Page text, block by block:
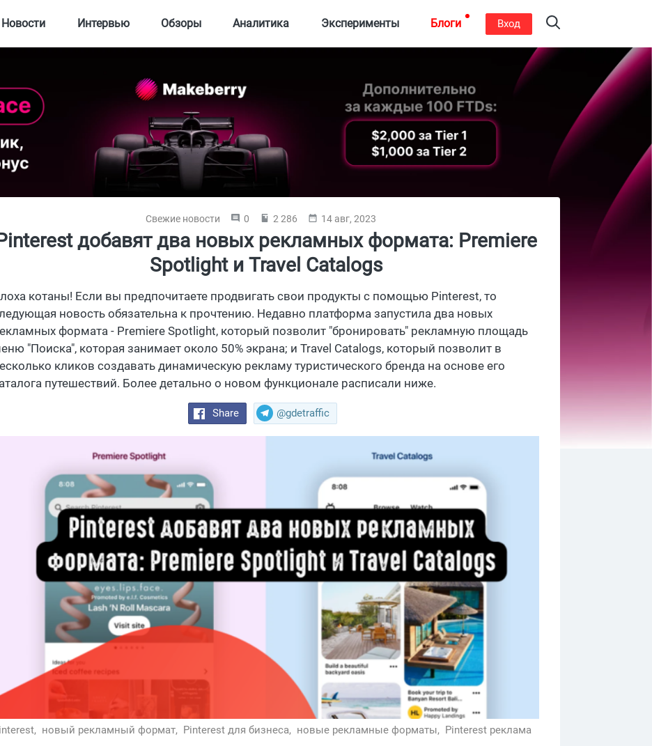
Новости Интервью Обзоры Аналитика Эксперименты Блоги Вход
Свежие новости 0 2 286 14 авг, 2023
добавят два новых рекламных формата: Premiere
Spotlight и Travel Catalogs
котаны! Если вы предпочитаете продвигать свои продукты с помощью Pinterest, то
новость обязательна к прочтению. Недавно платформа запустила два новых
формата - Premiere Spotlight, который позволит "бронировать" рекламную площадь
"Поиска", которая занимает около 50% экрана; и Travel Catalogs, который позволит в
кликов создавать динамическую рекламу туристического бренда на основе его
путешествий. Более детально о новом функционале расписали ниже.
Share @gdetraffic
новый рекламный формат, Pinterest для бизнеса, новые рекламные форматы, Pinterest реклама